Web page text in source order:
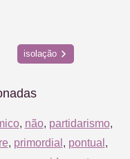
isolação
, não, partidarismo,
, primordial , pontual ,